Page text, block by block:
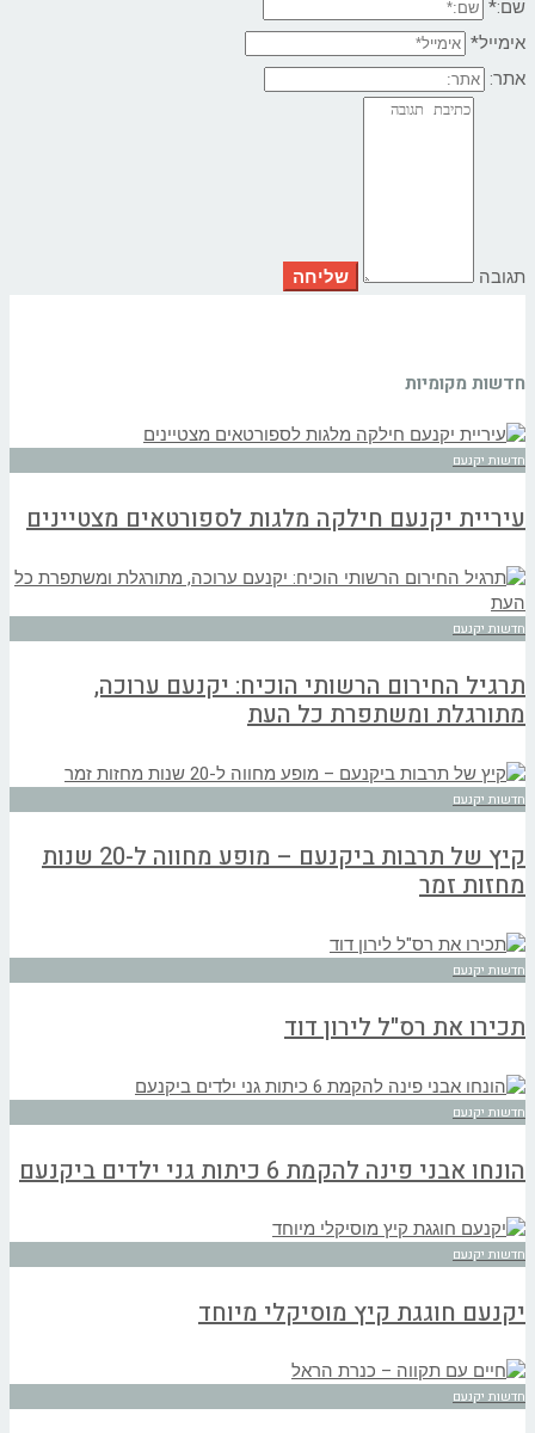
שם:*
אימייל*
אתר:
תגובה
חדשות מקומיות
חדשות יקנעם
עיריית יקנעם חילקה מלגות לספורטאים מצטיינים
חדשות יקנעם
תרגיל החירום הרשותי הוכיח: יקנעם ערוכה,
מתורגלת ומשתפרת כל העת
חדשות יקנעם
קיץ של תרבות ביקנעם – מופע מחווה ל-20 שנות
מחזות זמר
חדשות יקנעם
תכירו את רס"ל לירון דוד
חדשות יקנעם
הונחו אבני פינה להקמת 6 כיתות גני ילדים ביקנעם
חדשות יקנעם
יקנעם חוגגת קיץ מוסיקלי מיוחד
חדשות יקנעם